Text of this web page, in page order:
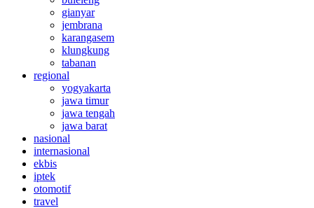
gianyar
jembrana
karangasem
klungkung
tabanan
regional
yogyakarta
jawa timur
jawa tengah
jawa barat
nasional
internasional
ekbis
iptek
otomotif
travel